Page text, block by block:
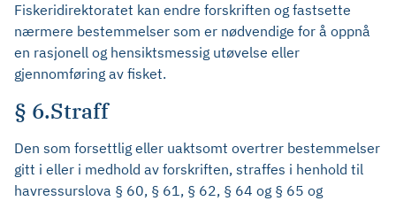
Fiskeridirektoratet kan endre forskriften og fastsette
nærmere bestemmelser som er nødvendige for å oppnå
en rasjonell og hensiktsmessig utøvelse eller
gjennomføring av fisket.
§ 6.Straff
Den som forsettlig eller uaktsomt overtrer bestemmelser
gitt i eller i medhold av forskriften, straffes i henhold til
havressurslova § 60, § 61, § 62, § 64 og § 65 og